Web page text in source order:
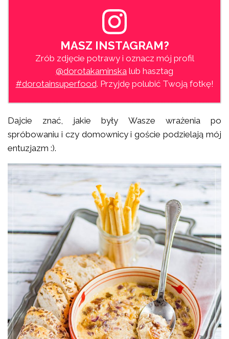
MASZ INSTAGRAM?
Zrób zdjęcie potrawy i oznacz mój profil
@dorotakaminska lub hasztag
#dorotainsuperfood. Przyjdę polubić Twoją fotkę!
Dajcie znać, jakie były Wasze wrażenia po
spróbowaniu i czy domownicy i goście podzielają mój
entuzjazm :).